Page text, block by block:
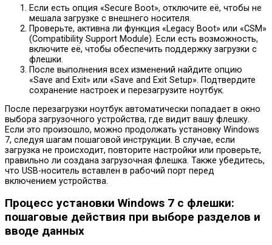
Если есть опция «Secure Boot», отключите её, чтобы не
мешала загрузке с внешнего носителя.
Проверьте, активна ли функция «Legacy Boot» или «CSM»
(Compatibility Support Module). Если есть возможность,
включите её, чтобы обеспечить поддержку загрузки с
флешки.
После выполнения всех изменений найдите опцию
«Save and Exit» или «Save and Exit Setup». Подтвердите
сохранение настроек и перезагрузите ноутбук.
После перезагрузки ноутбук автоматически попадает в окно
выбора загрузочного устройства, где видит вашу флешку.
Если это произошло, можно продолжать установку Windows
7, следуя шагам пошаговой инструкции. В случае, если
загрузка не происходит, повторите настройки или проверьте,
правильно ли создана загрузочная флешка. Также убедитесь,
что USB-носитель вставлен в рабочий порт перед
включением устройства.
Процесс установки Windows 7 с флешки:
пошаговые действия при выборе разделов и
вводе данных